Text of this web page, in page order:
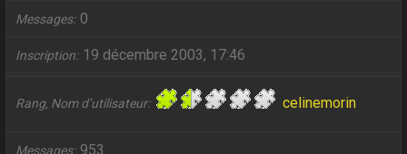
Messages 0
Inscription 19 décembre 2003, 17:46
Rang, Nom d’utilisateur celinemorin
Messages 953